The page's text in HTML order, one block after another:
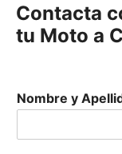
Contacta
tu Moto a
Nombre y